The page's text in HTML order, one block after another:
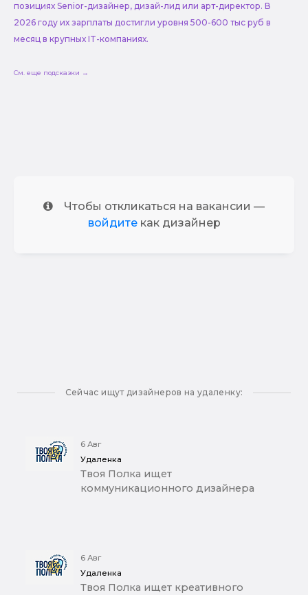
позициях Senior-дизайнер, дизай-лид или арт-директор. В
2026 году их зарплаты достигли уровня 500-600 тыс руб в
месяц в крупных IT-компаниях.
См. еще подсказки →
Чтобы откликаться на вакансии —
войдитекак дизайнер
Сейчас ищут дизайнеров на удаленку:
6 Авг
Удаленка
Твоя Полка ищет
коммуникационного дизайнера
6 Авг
Удаленка
Твоя Полка ищет креативного